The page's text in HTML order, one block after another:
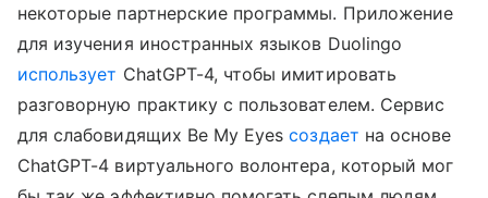
некоторые партнерские программы. Приложение
для изучения иностранных языков Duolingo
использует ChatGPT-4, чтобы имитировать
разговорную практику с пользователем. Сервис
для слабовидящих Be My Eyesсоздает на основе
ChatGPT-4 виртуального волонтера, который мог